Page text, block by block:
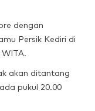
dengan
Persik Kediri di
akan ditantang
pukul 20.00